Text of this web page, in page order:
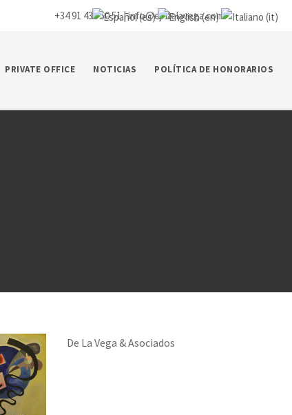
+34 91 435 50 51 |info@ej-delavega.com
PRIVATE OFFICE NOTICIAS POLÍTICA DE HONORARIOS
De La Vega & Asociados